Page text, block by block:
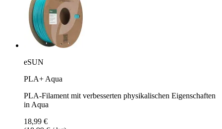
eSUN
PLA+ Aqua
PLA-Filament mit verbesserten physikalischen Eigenschaften
in Aqua
18,99 €